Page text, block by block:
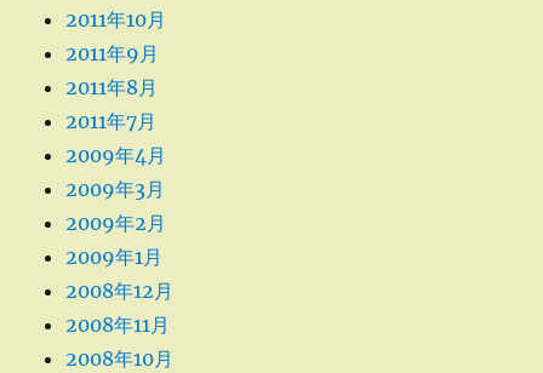
2011年10月
2011年9月
2011年8月
2011年7月
2009年4月
2009年3月
2009年2月
2009年1月
2008年12月
2008年11月
2008年10月